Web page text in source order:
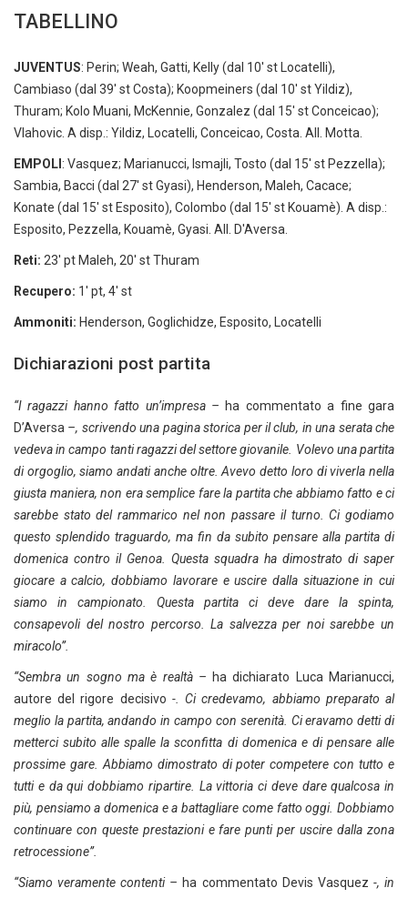
TABELLINO
JUVENTUS: Perin; Weah, Gatti, Kelly (dal 10' st Locatelli),
Cambiaso (dal 39' st Costa); Koopmeiners (dal 10' st Yildiz),
Thuram; Kolo Muani, McKennie, Gonzalez (dal 15' st Conceicao);
Vlahovic. A disp.: Yildiz, Locatelli, Conceicao, Costa. All. Motta.
EMPOLI : Vasquez; Marianucci, Ismajli, Tosto (dal 15' st Pezzella);
Sambia, Bacci (dal 27' st Gyasi), Henderson, Maleh, Cacace;
Konate (dal 15' st Esposito), Colombo (dal 15' st Kouamè). A disp.:
Esposito, Pezzella, Kouamè, Gyasi. All. D'Aversa.
Reti: 23' pt Maleh, 20' st Thuram
Recupero: 1' pt, 4' st
Ammoniti: Henderson, Goglichidze, Esposito, Locatelli
Dichiarazioni post partita
“I ragazzi hanno fatto un’impresa – ha commentato a fine gara
D’Aversa –, scrivendo una pagina storica per il club, in una serata che
vedeva in campo tanti ragazzi del settore giovanile. Volevo una partita
di orgoglio, siamo andati anche oltre. Avevo detto loro di viverla nella
giusta maniera, non era semplice fare la partita che abbiamo fatto e ci
sarebbe stato del rammarico nel non passare il turno. Ci godiamo
questo splendido traguardo, ma fin da subito pensare alla partita di
domenica contro il Genoa. Questa squadra ha dimostrato di saper
giocare a calcio, dobbiamo lavorare e uscire dalla situazione in cui
siamo in campionato. Questa partita ci deve dare la spinta,
consapevoli del nostro percorso. La salvezza per noi sarebbe un
miracolo”.
“Sembra un sogno ma è realtà – ha dichiarato Luca Marianucci,
autore del rigore decisivo -. Ci credevamo, abbiamo preparato al
meglio la partita, andando in campo con serenità. Ci eravamo detti di
metterci subito alle spalle la sconfitta di domenica e di pensare alle
prossime gare. Abbiamo dimostrato di poter competere con tutto e
tutti e da qui dobbiamo ripartire. La vittoria ci deve dare qualcosa in
più, pensiamo a domenica e a battagliare come fatto oggi. Dobbiamo
continuare con queste prestazioni e fare punti per uscire dalla zona
retrocessione”.
“Siamo veramente contenti – ha commentato Devis Vasquez -, in